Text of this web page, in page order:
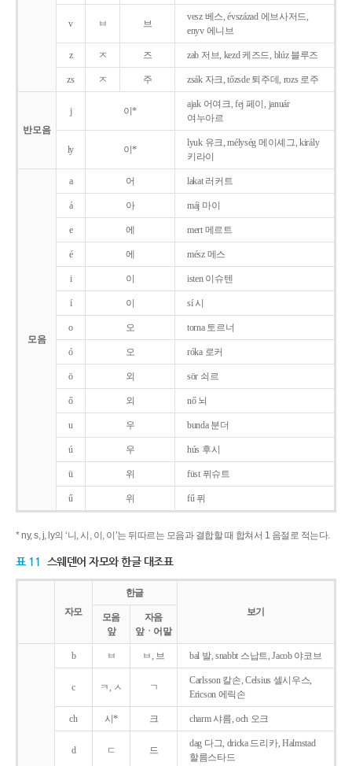
v ㅂ 브
vesz 베스, évszázad 에브사저드,
enyv 에니브
z ㅈ 즈 zab 저브, kezd 케즈드, blúz 블루즈
zs ㅈ 주 zsák 자크, tőzsde 퇴주데, rozs 로주
반모음
j 이*
ajak 어여크, fej 페이, január
여누아르
ly 이*
lyuk 유크, mélység 메이셰그, király
키라이
모음
a 어 lakat 러커트
á 아 máj 마이
e 에 mert 메르트
é 에 mész 메스
i 이 isten 이슈텐
í 이 sí 시
o 오 torna 토르너
ó 오 róka 로커
ö 외 sör 쇠르
ő 외 nő 뇌
u 우 bunda 분더
ú 우 hús 후시
ü 위 füst 퓌슈트
ű 위 fű 퓌
* ny, s, j, ly의 ‘니, 시, 이, 이’는 뒤따르는 모음과 결합할 때 합쳐서 1 음절로 적는다.
표 11 스웨덴어 자모와 한글 대조표
자모
한글
보기
모음
앞
자음
앞ㆍ어말
b ㅂ ㅂ, 브 bal 발, snabbt 스납트, Jacob 야코브
c ㅋ, ㅅ ㄱ
Carlsson 칼손, Celsius 셀시우스,
Ericson 에릭손
ch 시* 크 charm 샤름, och 오크
d ㄷ 드
dag 다그, dricka 드리카, Halmstad
할름스타드